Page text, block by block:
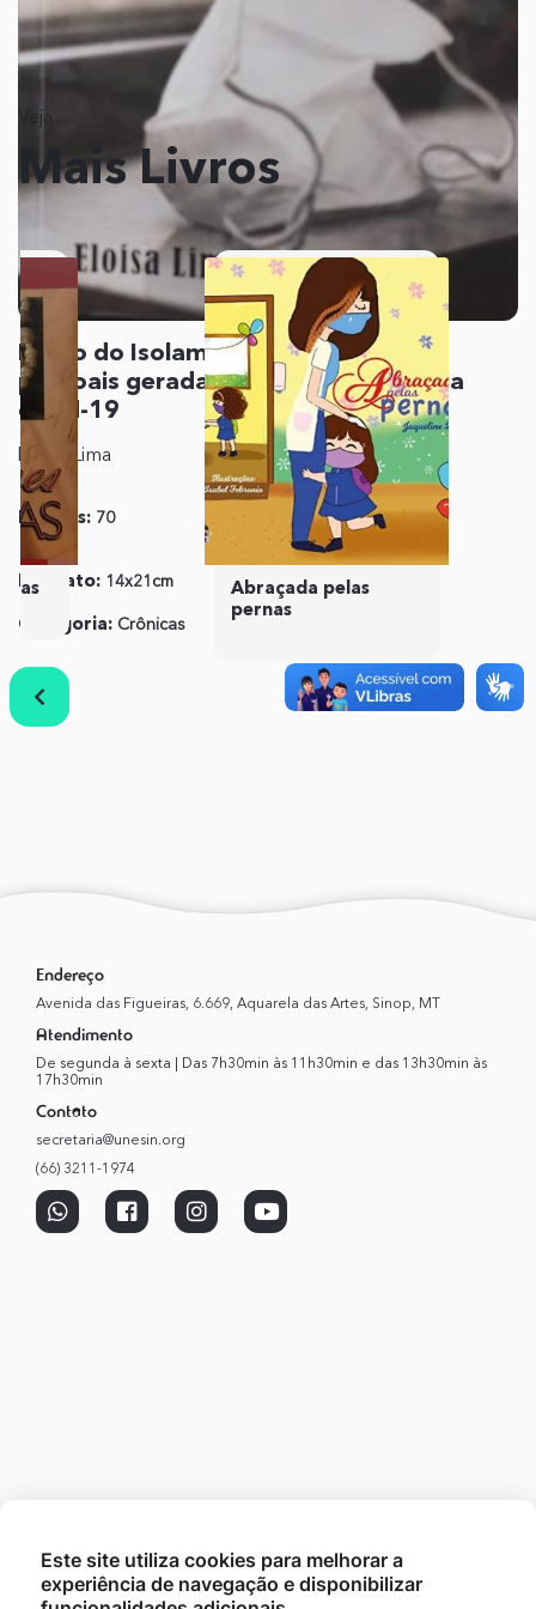
Diário do Isolamento: Experiências
pessoais geradas durante a pandemia
covid-19
Eloisa Lima
Páginas: 70 Editora:Ações
Literárias Editora
Formato: 14x21cm ISBN:978658948964-1
Categoria: Crônicas
Veja
Mais Livros
Abraçada pelas
pernas
Endereço
Avenida das Figueiras, 6.669, Aquarela das Artes, Sinop, MT
Atendimento
De segunda à sexta | Das 7h30min às 11h30min e das 13h30min às
17h30min
Contato
secretaria@unesin.org
(66) 3211-1974
Este site utiliza cookies para melhorar a
experiência de navegação e disponibilizar